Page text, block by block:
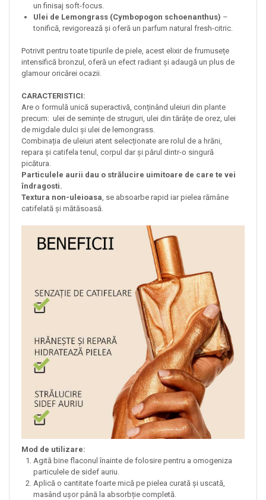
un finisaj soft-focus.
Ulei de Lemongrass (Cymbopogon schoenanthus) –
tonifică, revigorează și oferă un parfum natural fresh-citric.
Potrivit pentru toate tipurile de piele, acest elixir de frumusețe
intensifică bronzul, oferă un efect radiant și adaugă un plus de
glamour oricărei ocazii.
CARACTERISTICI:
Are o formulă unică superactivă, conținând uleiuri din plante
precum: ulei de semințe de struguri, ulei din tărâțe de orez, ulei
de migdale dulci și ulei de lemongrass.
Combinația de uleiuri atent selecționate are rolul de a hrăni,
repara și catifela tenul, corpul dar și părul dintr-o singură
picătura.
Particulele aurii dau o strălucire uimitoare de care te vei
îndragosti.
Textura non-uleioasa , se absoarbe rapid iar pielea rămâne
catifelată și mătăsoasă.
Mod de utilizare:
Agită bine flaconul înainte de folosire pentru a omogeniza
particulele de sidef auriu.
Aplică o cantitate foarte mică pe pielea curată și uscată,
masând ușor până la absorbție completă.